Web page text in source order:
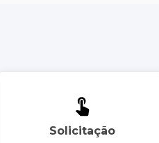
Solicitação